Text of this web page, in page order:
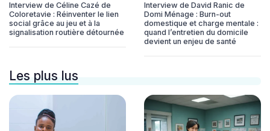
Interview de Céline Cazé de
Coloretavie : Réinventer le lien
social grâce au jeu et à la
signalisation routière détournée
Interview de David Ranic de
Domi Ménage : Burn-out
domestique et charge mentale :
quand l’entretien du domicile
devient un enjeu de santé
Les plus lus